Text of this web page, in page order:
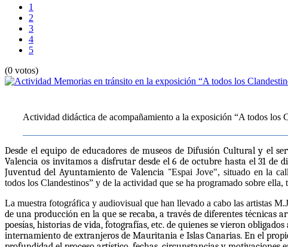
1
2
3
4
5
(0 votos)
Actividad didáctica de acompañamiento a la exposición “A todos los
Desde el equipo de educadores de museos de Difusión Cultural y el
Valencia os invitamos a disfrutar desde el 6 de octubre hasta el 31 de
Juventud del Ayuntamiento de Valencia "Espai Jove", situado en la
todos los Clandestinos” y de la actividad que se ha programado sobre
La muestra fotográfica y audiovisual que han llevado a cabo las artistas
de una producción en la que se recaba, a través de diferentes técnicas
poesías, historias de vida, fotografías, etc. de quienes se vieron
internamiento de extranjeros de Mauritania e Islas Canarias. En el